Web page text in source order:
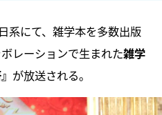
系にて、雑学本を多数出版
レーションで生まれた雑学
が放送される。